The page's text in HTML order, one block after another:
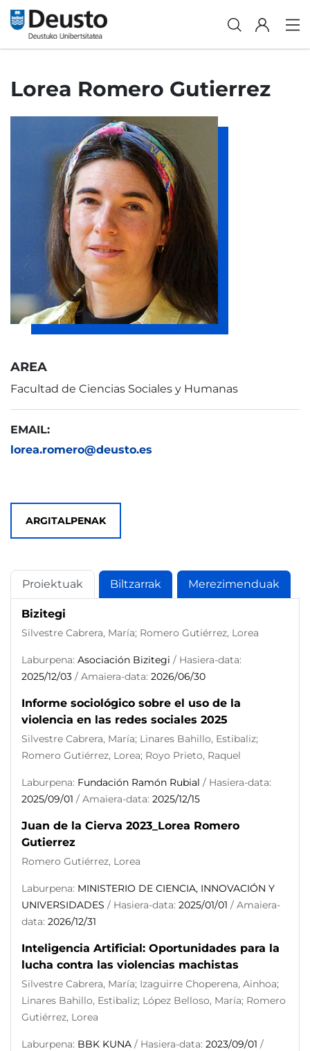
Lorea Romero Gutierrez
AREA
Facultad de Ciencias Sociales y Humanas
EMAIL:
lorea.romero@deusto.es
ARGITALPENAK
Proiektuak Biltzarrak Merezimenduak
Bizitegi
Silvestre Cabrera, María; Romero Gutiérrez, Lorea
Laburpena: Asociación Bizitegi / Hasiera-data:
2025/12/03 / Amaiera-data: 2026/06/30
Informe sociológico sobre el uso de la
violencia en las redes sociales 2025
Silvestre Cabrera, María; Linares Bahillo, Estibaliz;
Romero Gutiérrez, Lorea; Royo Prieto, Raquel
Laburpena: Fundación Ramón Rubial / Hasiera-data:
2025/09/01 / Amaiera-data: 2025/12/15
Juan de la Cierva 2023_Lorea Romero
Gutierrez
Romero Gutiérrez, Lorea
Laburpena: MINISTERIO DE CIENCIA, INNOVACIÓN Y
UNIVERSIDADES / Hasiera-data: 2025/01/01 / Amaiera-
data: 2026/12/31
Inteligencia Artificial: Oportunidades para la
lucha contra las violencias machistas
Silvestre Cabrera, María; Izaguirre Choperena, Ainhoa;
Linares Bahillo, Estibaliz; López Belloso, María; Romero
Gutiérrez, Lorea
Laburpena: BBK KUNA / Hasiera-data: 2023/09/01 /